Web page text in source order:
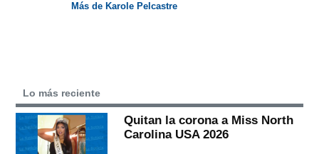
Más de Karole Pelcastre
Lo más reciente
Quitan la corona a Miss North
Carolina USA 2026